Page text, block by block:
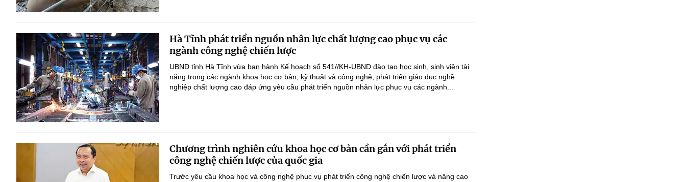
Hà Tĩnh phát triển nguồn nhân lực chất lượng cao phục vụ các
ngành công nghệ chiến lược
UBND tỉnh Hà Tĩnh vừa ban hành Kế hoạch số 541//KH-UBND đào tạo học sinh, sinh viên tài
năng trong các ngành khoa học cơ bản, kỹ thuật và công nghệ; phát triển giáo dục nghề
nghiệp chất lượng cao đáp ứng yêu cầu phát triển nguồn nhân lực phục vụ các ngành...
Chương trình nghiên cứu khoa học cơ bản cần gắn với phát triển
công nghệ chiến lược của quốc gia
Trước yêu cầu khoa học và công nghệ phục vụ phát triển công nghệ chiến lược và nâng cao